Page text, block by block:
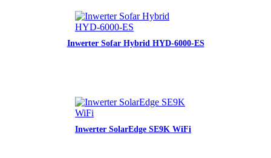
Inwerter Sofar Hybrid HYD-6000-ES
Inwerter SolarEdge SE9K WiFi